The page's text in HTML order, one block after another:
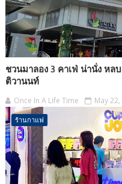
ชวนมาลอง 3 คาเฟ่ น่านั่ง หล
ติวานนท์
Once In A Life Time May
ร้านกาแฟ